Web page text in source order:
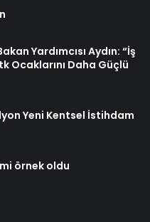
Yardımcısı Aydın: “İş
Ocaklarını Daha Güçlü
Yeni Kentsel İstihdam
örnek oldu